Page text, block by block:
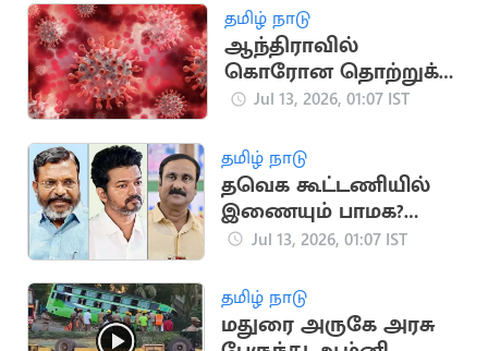
தமிழ் நாடு
ஆந்திராவில்
கொரோன தொற்றுக்கு
2 பேர் பலி
Jul 13, 2026, 01:07 IST
தமிழ் நாடு
தவெக கூட்டணியில்
இணையும் பாமக?
விரும்பாத விசிக
Jul 13, 2026, 01:07 IST
தமிழ் நாடு
மதுரை அருகே அரசு